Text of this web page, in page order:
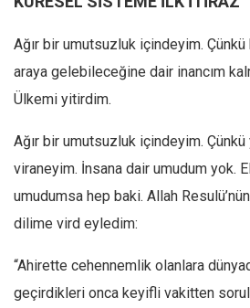
Ağır bir umutsuzluk içindeyim. Çünkü
araya gelebileceğine dair inancım
Ülkemi yitirdim.
Ağır bir umutsuzluk içindeyim. Çünkü
viraneyim. İnsana dair umudum yok.
umudumsa hep baki. Allah
dilime vird eyledim:
“Ahirette cehennemlik olanlara
geçirdikleri onca keyifli vakitten